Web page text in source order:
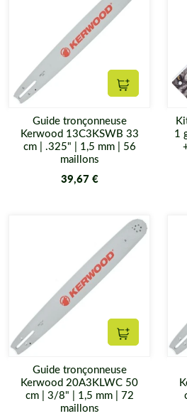
Ajouter au
Guide tronçonneuse
Kerwood 13C3KSWB 33
cm | .325" | 1,5 mm | 56
maillons
39,67 €
1
Ajouter au
Guide tronçonneuse
Kerwood 20A3KLWC 50
cm | 3/8" | 1,5 mm | 72
maillons